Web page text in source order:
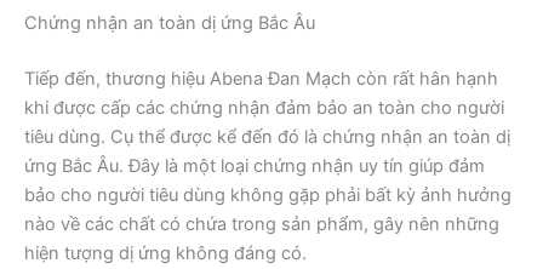
Chứng nhận an toàn dị ứng Bắc Âu
Tiếp đến, thương hiệu Abena Đan Mạch còn rất hân hạnh
khi được cấp các chứng nhận đảm bảo an toàn cho người
tiêu dùng. Cụ thể được kể đến đó là chứng nhận an toàn dị
ứng Bắc Âu. Đây là một loại chứng nhận uy tín giúp đảm
bảo cho người tiêu dùng không gặp phải bất kỳ ảnh hưởng
nào về các chất có chứa trong sản phẩm, gây nên những
hiện tượng dị ứng không đáng có.